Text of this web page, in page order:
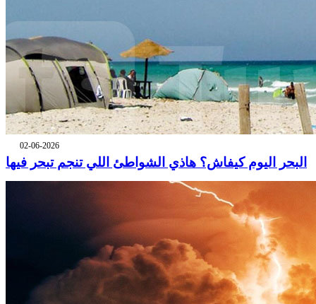
02-06-2026
البحر اليوم كيفاش؟ هاذي الشواطئ اللي تنجم تبحر فيها